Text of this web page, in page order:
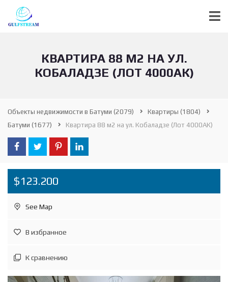
КВАРТИРА 88 М2 НА УЛ.
КОБАЛАДЗЕ (ЛОТ 4000АК)
Объекты недвижимости в Батуми (2079) Квартиры (1804)
Батуми (1677) Квартира 88 м2 на ул. Кобаладзе (Лот 4000АК)
$123.200
See Map
В избранное
К сравнению